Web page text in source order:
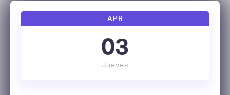
APR
03
Jueves